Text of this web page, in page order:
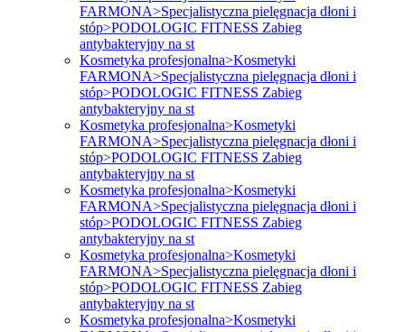
FARMONA>Specjalistyczna pielęgnacja dłoni i
stóp>PODOLOGIC FITNESS Zabieg
antybakteryjny na st
Kosmetyka profesjonalna>Kosmetyki
FARMONA>Specjalistyczna pielęgnacja dłoni i
stóp>PODOLOGIC FITNESS Zabieg
antybakteryjny na st
Kosmetyka profesjonalna>Kosmetyki
FARMONA>Specjalistyczna pielęgnacja dłoni i
stóp>PODOLOGIC FITNESS Zabieg
antybakteryjny na st
Kosmetyka profesjonalna>Kosmetyki
FARMONA>Specjalistyczna pielęgnacja dłoni i
stóp>PODOLOGIC FITNESS Zabieg
antybakteryjny na st
Kosmetyka profesjonalna>Kosmetyki
FARMONA>Specjalistyczna pielęgnacja dłoni i
stóp>PODOLOGIC FITNESS Zabieg
antybakteryjny na st
Kosmetyka profesjonalna>Kosmetyki